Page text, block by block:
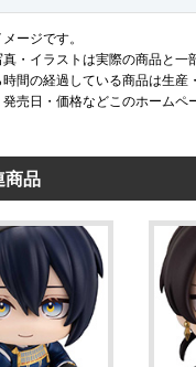
ージです。
・イラストは実際の商品と一
間の経過している商品は生産
売日・価格などこのホームペ
商品